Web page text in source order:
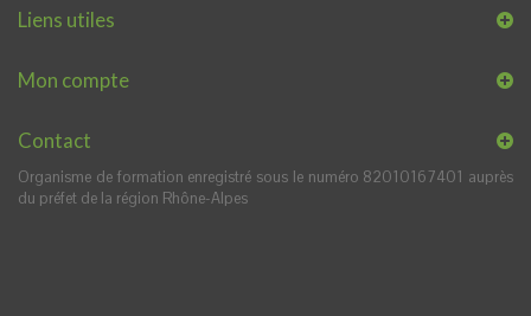
Liens utiles
Mon compte
Contact
Organisme de formation enregistré sous le numéro 82010167401 auprès
du préfet de la région Rhône-Alpes